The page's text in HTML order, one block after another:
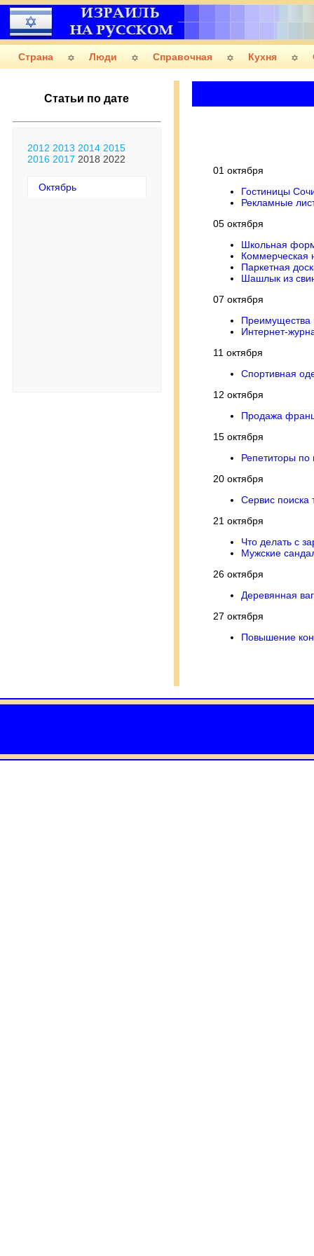
Страна Люди Справочная Кухня
Статьи по дате
2012 2013 2014 2015
2016 2017 2018 2022
Октябрь
01 октября
Гостиницы
Рекламные
05 октября
Школьная
Коммерческая
Паркетная
Шашлык из
07 октября
Преимущества
Интернет-
11 октября
Спортивная
12 октября
Продажа
15 октября
Репетиторы по
20 октября
Сервис поиска
21 октября
Что делать с
Мужские
26 октября
Деревянная
27 октября
Повышение